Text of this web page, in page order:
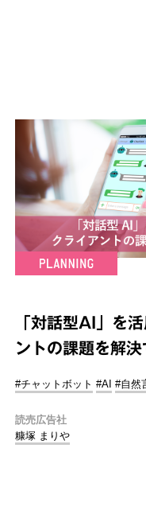
「対話型AI」を
ントの課題を解決
#チャットボット #AI #自然
読売広告社
糠塚 まりや